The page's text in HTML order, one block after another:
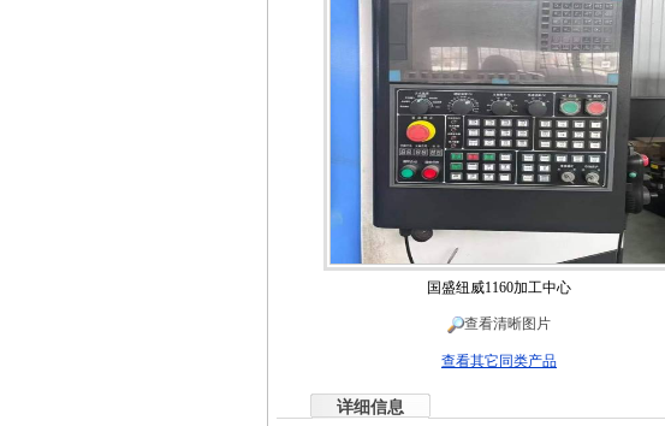
国盛纽威1160加工中心
查看清晰图片
查看其它同类产品
详细信息